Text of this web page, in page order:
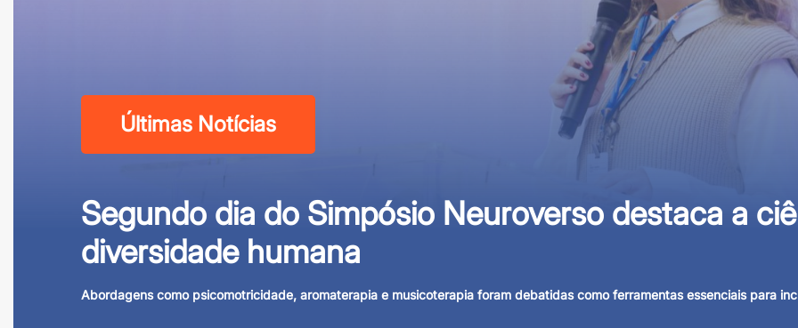
Últimas Notícias
Segundo dia do Simpósio Neuroverso destaca a
diversidade humana
Abordagens como psicomotricidade, aromaterapia e musicoterapia foram debatidas como ferramentas essenciais para